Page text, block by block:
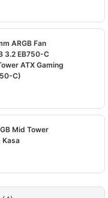
ARGB Fan
3.2 EB750-C
ATX Gaming
C)
Mid Tower
Kasa